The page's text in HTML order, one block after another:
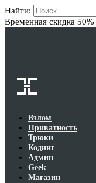
Найти:
Временная скидка 50%
Взлом
Приватность
Трюки
Кодинг
Админ
Geek
Магазин